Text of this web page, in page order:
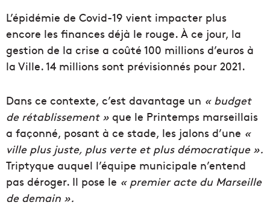
L’épidémie de Covid-19 vient impacter plus
encore les finances déjà le rouge. À ce jour, la
gestion de la crise a coûté 100 millions d’euros à
la Ville. 14 millions sont prévisionnés pour 2021.
Dans ce contexte, c’est davantage un « budget
de rétablissement » que le Printemps marseillais
a façonné, posant à ce stade, les jalons d’une «
ville plus juste, plus verte et plus démocratique ».
Triptyque auquel l’équipe municipale n’entend
pas déroger. Il pose le « premier acte du Marseille
de demain ».